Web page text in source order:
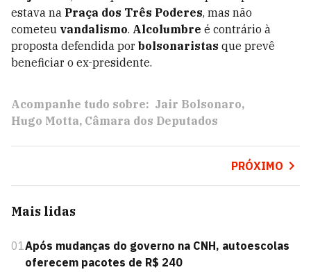
estava na Praça dos Três Poderes, mas não
cometeu vandalismo. Alcolumbre é contrário à
proposta defendida por bolsonaristas que prevê
beneficiar o ex-presidente.
Acompanhe tudo sobre: Jair Bolsonaro
Hugo Motta Câmara dos Deputados
PRÓXIMO
Mais lidas
01Após mudanças do governo na CNH, autoescolas
oferecem pacotes de R$ 240